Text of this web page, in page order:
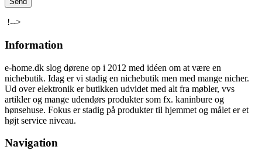
!-->
Information
e-home.dk slog dørene op i 2012 med idéen om at være en
nichebutik. Idag er vi stadig en nichebutik men med mange nicher.
Ud over elektronik er butikken udvidet med alt fra møbler, vvs
artikler og mange udendørs produkter som fx. kaninbure og
hønsehuse. Fokus er stadig på produkter til hjemmet og målet er et
højt service niveau.
Navigation